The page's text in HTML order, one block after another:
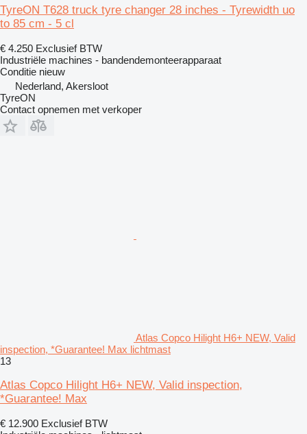
TyreON T628 truck tyre changer 28 inches - Tyrewidth uo
to 85 cm - 5 cl
€ 4.250 Exclusief BTW
Industriële machines - bandendemonteerapparaat
Conditie nieuw
Nederland, Akersloot
TyreON
Contact opnemen met verkoper
Atlas Copco Hilight H6+ NEW, Valid
inspection, *Guarantee! Max lichtmast
13
Atlas Copco Hilight H6+ NEW, Valid inspection,
*Guarantee! Max
€ 12.900 Exclusief BTW